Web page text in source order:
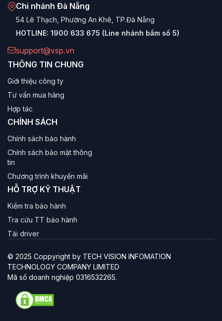
Chi nhánh Đà Nẵng
54 Lê Thạch, Phường An Khê, TP.Đà Nẵng
HOTLINE: 1900 633 675 (Line nhánh bấm số 5)
support@vsp.vn
THÔNG TIN CHUNG
Giới thiệu công ty
Tư vấn mua hàng
Hợp tác
CHÍNH SÁCH
Chính sách bảo hành
Chính sách bảo mật thông
tin
Chương trình khuyến mãi
HỖ TRỢ KỸ THUẬT
Kiểm tra bảo hành
Tra cứu TT bảo hành
Tải driver
© 2025 Coppyright by TECH VISION INFOMATION
TECHNOLOGY COMPANY LIMITED
Mã số doanh nghiệp 0316532265.